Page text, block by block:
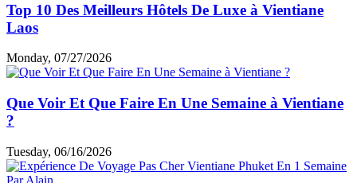
Top 10 Des Meilleurs Hôtels De Luxe à Vientiane
Laos
Monday, 07/27/2026
Que Voir Et Que Faire En Une Semaine à Vientiane
?
Tuesday, 06/16/2026